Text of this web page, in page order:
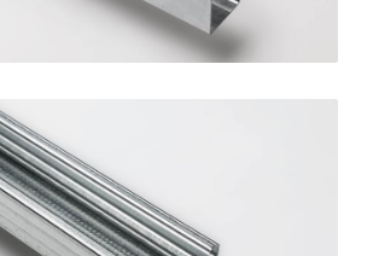
per Controsoffitti
SINIAT